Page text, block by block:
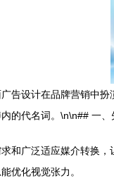
告设计在品牌营销中
的代名词。\n\n## 一
和广泛适应媒介转换
优化视觉张力。